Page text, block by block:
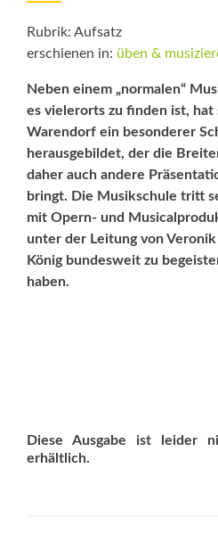
Rubrik: Aufsatz
erschienen in: üben &
Neben einem „normalen“
es vielerorts zu finden ist, hat
Warendorf ein besonderer
herausgebildet, der die
daher auch andere
bringt. Die Musikschule tritt
mit Opern- und
unter der Leitung von
König bundesweit zu
haben.
Diese Ausgabe ist leider
erhältlich.